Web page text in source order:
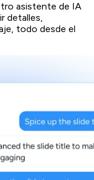
asistente de IA
detalles,
todo desde el